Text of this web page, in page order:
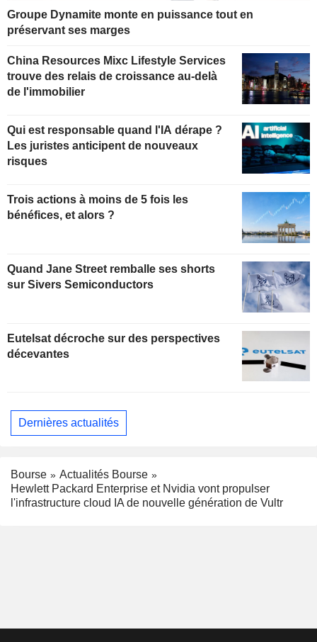
Groupe Dynamite monte en puissance tout en
préservant ses marges
China Resources Mixc Lifestyle Services
trouve des relais de croissance au-delà
de l'immobilier
Qui est responsable quand l'IA dérape ?
Les juristes anticipent de nouveaux
risques
Trois actions à moins de 5 fois les
bénéfices, et alors ?
Quand Jane Street remballe ses shorts
sur Sivers Semiconductors
Eutelsat décroche sur des perspectives
décevantes
Dernières actualités
Bourse
Actualités Bourse
Hewlett Packard Enterprise et Nvidia vont propulser
l'infrastructure cloud IA de nouvelle génération de Vultr